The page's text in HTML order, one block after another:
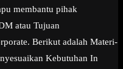
membantu pihak
atau Tujuan
Berikut adalah Materi-
Kebutuhan In